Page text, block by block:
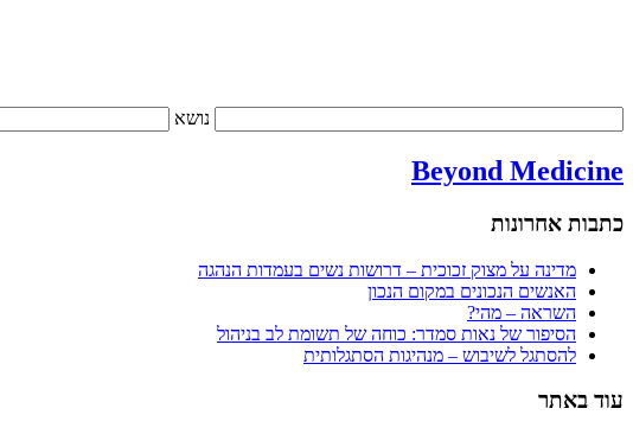
נושא
Beyond Medicine
כתבות אחרונות
מדינה על מצוק זכוכית – דרושות נשים בעמדות הנהגה
האנשים הנכונים במקום הנכון
השראה – מהי?
הסיפור של נאות סמדר: כוחה של תשומת לב בניהול
להסתגל לשיבוש – מנהיגות הסתגלותית
עוד באתר